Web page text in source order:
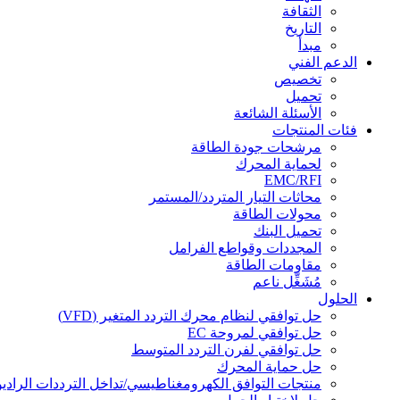
الثقافة
التاريخ
مبدأ
الدعم الفني
تخصيص
تحميل
الأسئلة الشائعة
فئات المنتجات
مرشحات جودة الطاقة
لحماية المحرك
EMC/RFI
محاثات التيار المتردد/المستمر
محولات الطاقة
تحميل البنك
المجددات وقواطع الفرامل
مقاومات الطاقة
مُشَغِّل ناعم
الحلول
حل توافقي لنظام محرك التردد المتغير (VFD)
حل توافقي لمروحة EC
حل توافقي لفرن التردد المتوسط
حل حماية المحرك
منتجات التوافق الكهرومغناطيسي/تداخل الترددات